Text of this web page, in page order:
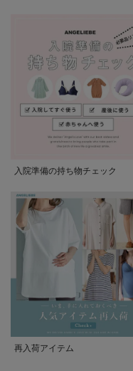
入院準備の持ち物チェック
再入荷アイテム